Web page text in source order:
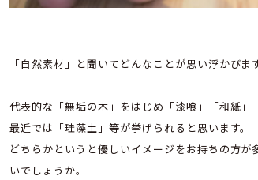
「自然素材」と聞いてどんなことが思い浮かびま
代表的な「無垢の木」をはじめ「漆喰」「和紙」
最近では「珪藻土」等が挙げられると思います。
どちらかというと優しいイメージをお持ちの方が
いでしょうか。